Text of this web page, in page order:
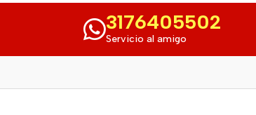
3176405502
Servicio al amigo